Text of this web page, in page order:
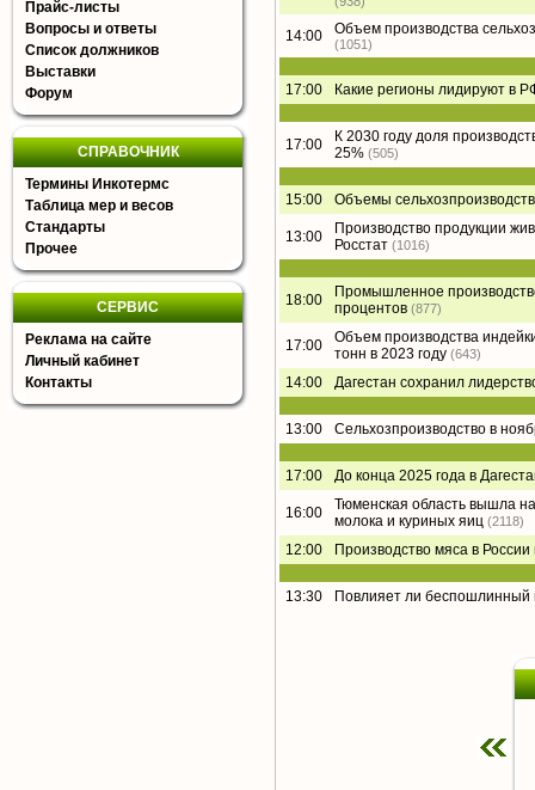
Прайс-листы
Вопросы и ответы
Список должников
Выставки
Форум
СПРАВОЧНИК
Термины Инкотермс
Таблица мер и весов
Стандарты
Прочее
СЕРВИС
Реклама на сайте
Личный кабинет
Контакты
14:00 Объем производства
(1051)
17:00 Какие регионы лидируют в
17:00
К 2030 году доля
25% (505)
15:00 Объемы
13:00
Производство продукции
Росстат (1016)
18:00
Промышленное
процентов (877)
17:00
Объем производства
тонн в 2023 году (643)
14:00 Дагестан сохранил
13:00 Сельхозпроизводство в
17:00 До конца 2025 года в
16:00
Тюменская область вышла
молока и куриных яиц (2118)
12:00 Производство мяса в
13:30 Повлияет ли беспошлинный